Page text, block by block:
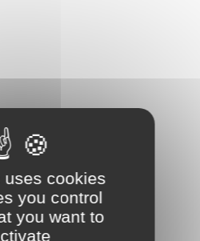
uses cookies
you control
you want to